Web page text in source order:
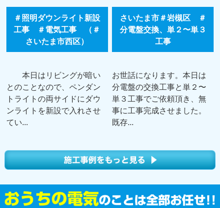
＃照明ダウンライト新設
工事 ＃電気工事 （＃
さいたま市西区）
本日はリビングが暗い
とのことなので、ペンダン
トライトの両サイドにダウ
ンライトを新設で入れさせ
てい...
さいたま市＃岩槻区 ＃
分電盤交換、単２〜単３
工事
お世話になります。本日は
分電盤の交換工事と単２〜
単３工事でご依頼頂き、無
事に工事完成させました。
既存...